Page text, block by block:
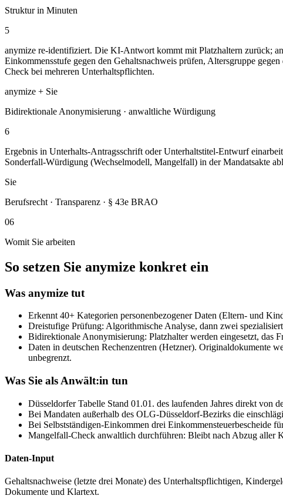
Struktur in Minuten
5
anymize re-identifiziert. Die KI-Antwort kommt mit Platzhaltern zurück;
Einkommensstufe gegen den Gehaltsnachweis prüfen, Altersgruppe
Check bei mehreren Unterhaltspflichten.
anymize + Sie
Bidirektionale Anonymisierung · anwaltliche Würdigung
6
Ergebnis in Unterhalts-Antragsschrift oder Unterhaltstitel-Entwurf
Sonderfall-Würdigung (Wechselmodell, Mangelfall) in der Mandatsakte
Sie
Berufsrecht · Transparenz · § 43e BRAO
06
Womit Sie arbeiten
So setzen Sie anymize konkret ein
Was anymize tut
Erkennt 40+ Kategorien personenbezogener Daten (Eltern- und
Dreistufige Prüfung: Algorithmische Analyse, dann zwei
Bidirektionale Anonymisierung: Platzhalter werden eingesetzt,
Daten in deutschen Rechenzentren (Hetzner). Originaldokumente
unbegrenzt.
Was Sie als Anwält:in tun
Düsseldorfer Tabelle Stand 01.01. des laufenden Jahres direkt von
Bei Mandaten außerhalb des OLG-Düsseldorf-Bezirks die
Bei Selbstständigen-Einkommen drei Einkommensteuerbescheide
Mangelfall-Check anwaltlich durchführen: Bleibt nach Abzug aller
Daten-Input
Gehaltsnachweise (letzte drei Monate) des Unterhaltspflichtigen,
Dokumente und Klartext.